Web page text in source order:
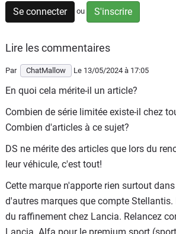
Services
Forum
Moto
Marques
Se connecter ou S'inscrire
Lire les commentaires
Par ChatMallow Le 13/05/2024 à 17:05
En quoi cela mérite-il un article?
Combien de série limitée existe-il chez
Combien d'articles à ce sujet?
DS ne mérite des articles que lors du
leur véhicule, c'est tout!
Cette marque n'apporte rien surtout
d'autres marques que compte
du raffinement chez Lancia. Relancez